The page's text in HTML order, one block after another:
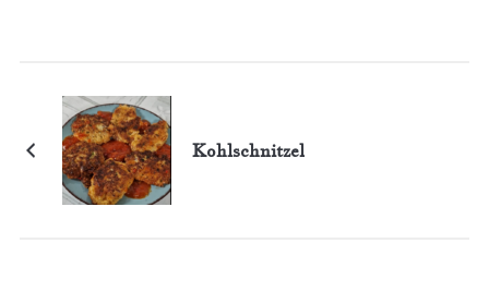
Kohlschnitzel